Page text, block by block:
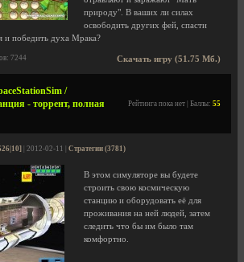
природу". В ваших ли силах
освободить других фей, спасти
и победить духа Мрака?
Скачать игру (51.75 Мб.)
7244
/
- торрент, полная
Рейтинга пока нет | Баллы: 55
| 2012-02-11 | Стратегии (3781)
В этом симуляторе вы будете
строить свою космическую
станцию и оборудовать её для
проживания на ней людей, затем
следить что бы им было там
комфортно.